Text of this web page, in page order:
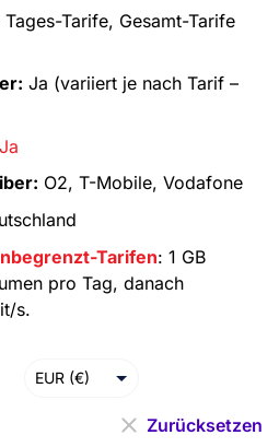
Tarife, Gesamt-Tarife
Ja (variiert je nach Tarif –
Ja
O2, T-Mobile, Vodafone
Tarifen: 1 GB
pro Tag, danach
s.
EUR (€)
Zurücksetzen